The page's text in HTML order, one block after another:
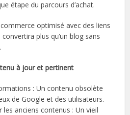
étape du parcours d’achat.
optimisé avec des liens
plus qu’un blog sans
à jour et pertinent
: Un contenu obsolète
de Google et des utilisateurs.
les anciens contenus : Un vieil